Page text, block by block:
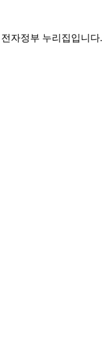
자정부 누리집입니다.